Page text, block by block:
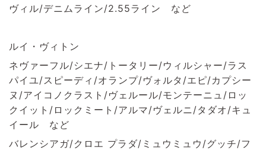
ヴィル/デニムライン/2.55ライン など
ルイ・ヴィトン
ネヴァーフル/シエナ/トータリー/ウィルシャー/ラス
パイユ/スピーディ/オランプ/ヴォルタ/エピ/カプシー
ヌ/アイコノクラスト/ヴェルール/モンテーニュ/ロッ
クイット/ロックミート/アルマ/ヴェルニ/タダオ/キュ
イール など
バレンシアガ/クロエ プラダ/ミュウミュウ/グッチ/フ